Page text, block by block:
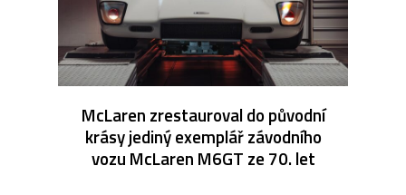
McLaren zrestauroval do původní
krásy jediný exemplář závodního
vozu McLaren M6GT ze 70. let